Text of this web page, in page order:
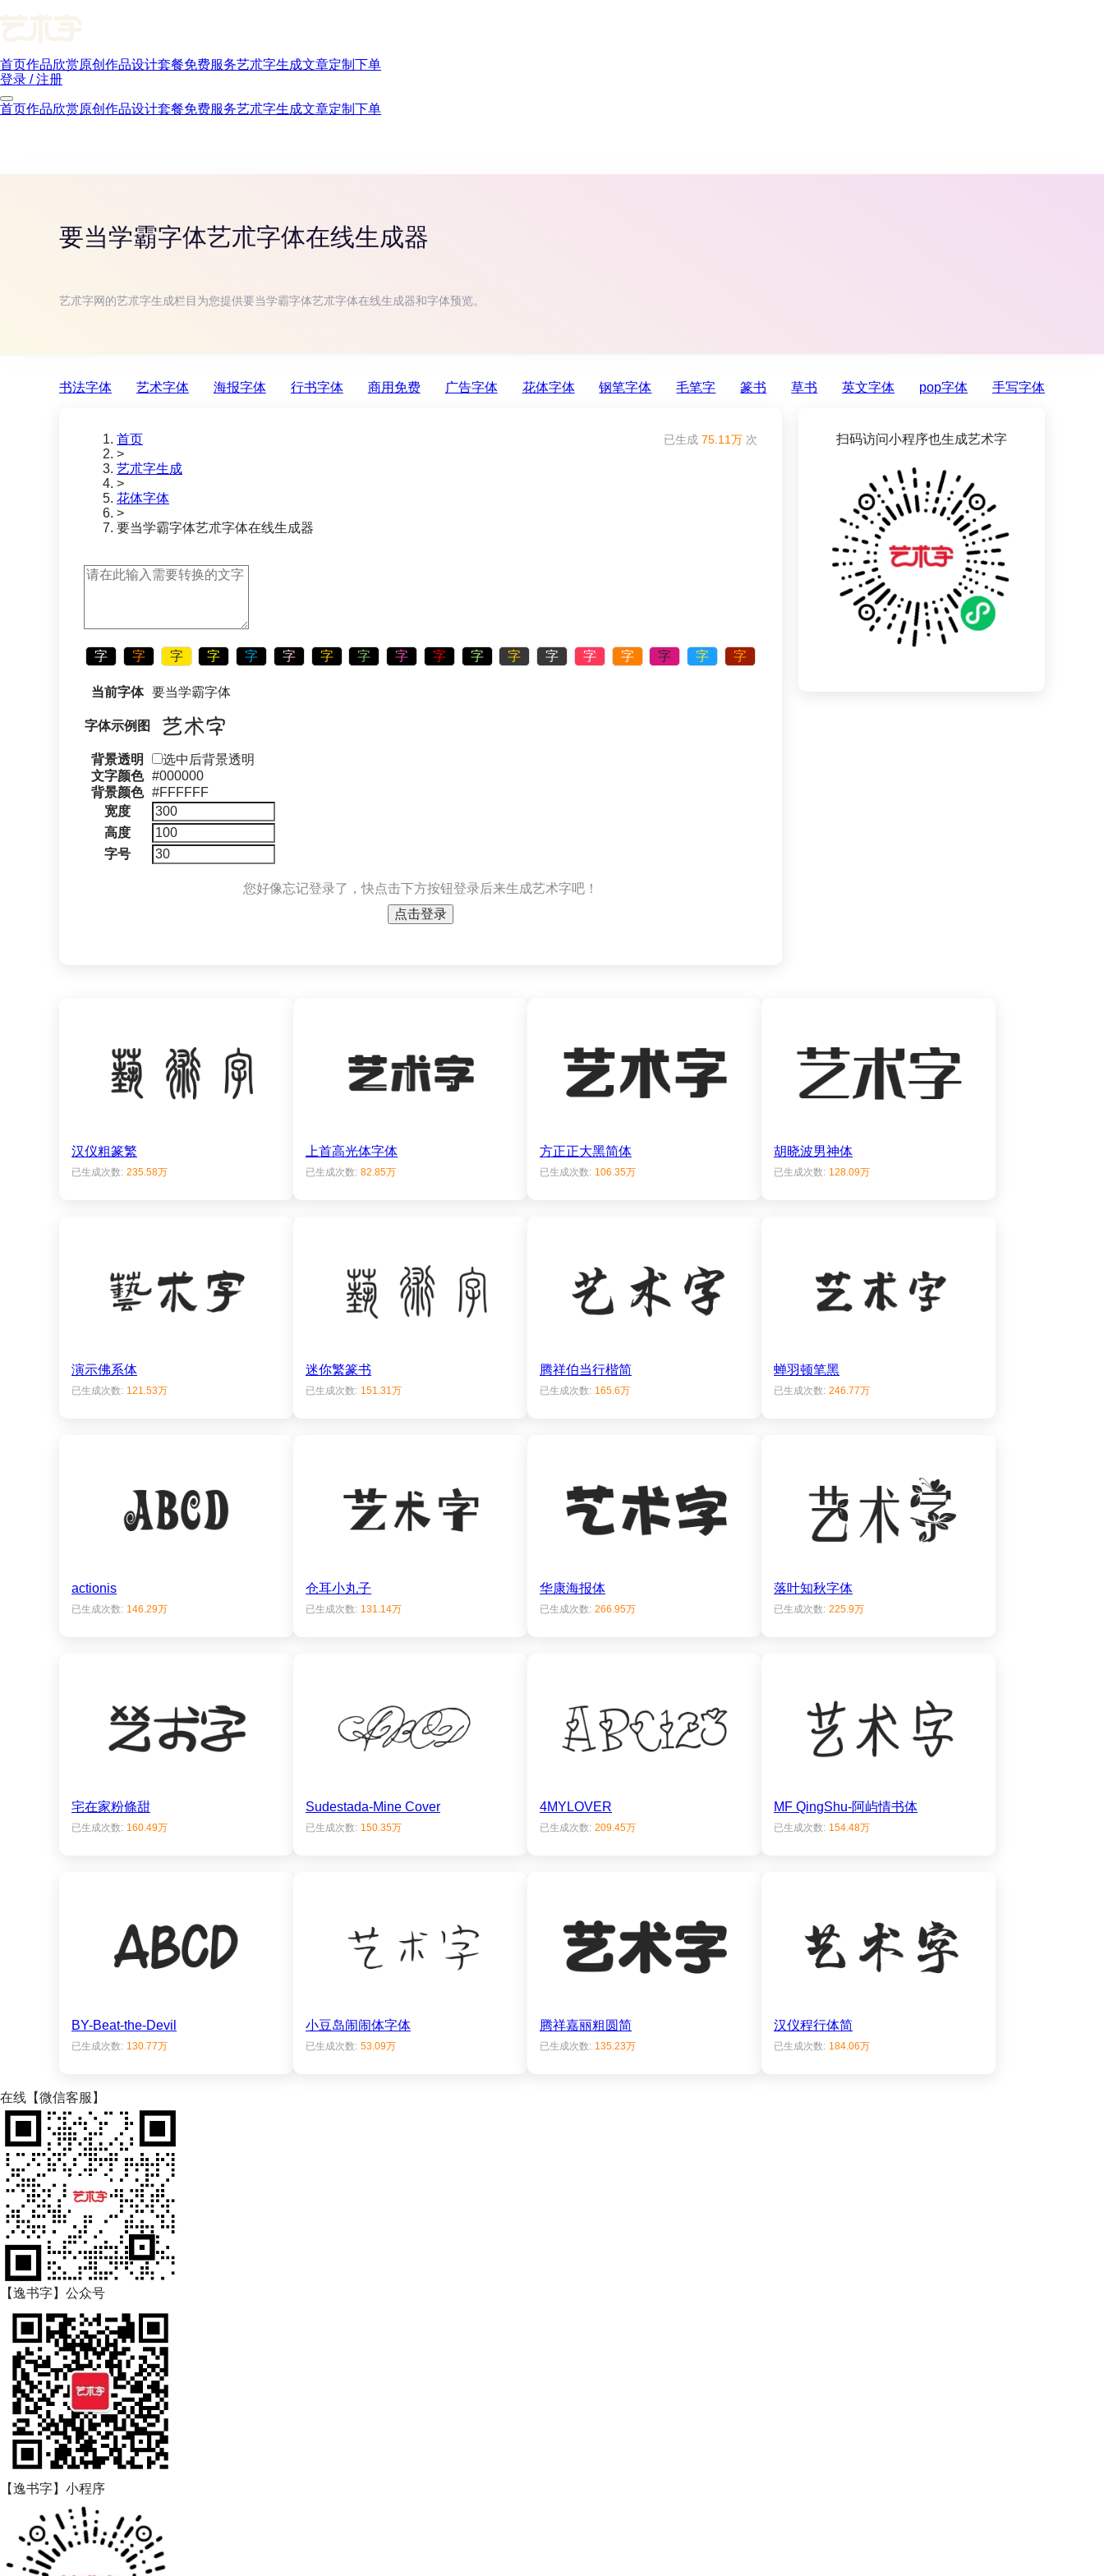
首页作品欣赏原创作品设计套餐免费服务艺朮字生成文章定制下单
登录 / 注册
首页作品欣赏原创作品设计套餐免费服务艺朮字生成文章定制下单
要当学霸字体艺朮字体在线生成器
艺朮字网的艺朮字生成栏目为您提供要当学霸字体艺朮字体在线生成器和字体预览。
书法字体 艺术字体 海报字体 行书字体 商用免费 广告字体 花体字体 钢笔字体 毛笔字 篆书 草书 英文字体 pop字体 手写字体
首页
>
艺朮字生成
>
花体字体
>
要当学霸字体艺朮字体在线生成器
已生成 75.11万 次
字 字 字 字 字 字 字 字 字 字 字 字 字 字 字 字 字 字
当前字体 要当学霸字体
字体示例图
背景透明
选中后背景透明
文字颜色 #000000
背景颜色 #FFFFFF
宽度
高度
字号
您好像忘记登录了，快点击下方按钮登录后来生成艺术字吧！
点击登录
扫码访问小程序也生成艺术字
汉仪粗篆繁
已生成次数: 235.58万
上首高光体字体
已生成次数: 82.85万
方正正大黑简体
已生成次数: 106.35万
胡晓波男神体
已生成次数: 128.09万
演示佛系体
已生成次数: 121.53万
迷你繁篆书
已生成次数: 151.31万
腾祥伯当行楷简
已生成次数: 165.6万
蝉羽顿笔黑
已生成次数: 246.77万
actionis
已生成次数: 146.29万
仓耳小丸子
已生成次数: 131.14万
华康海报体
已生成次数: 266.95万
落叶知秋字体
已生成次数: 225.9万
宅在家粉條甜
已生成次数: 160.49万
Sudestada-Mine Cover
已生成次数: 150.35万
4MYLOVER
已生成次数: 209.45万
MF QingShu-阿屿情书体
已生成次数: 154.48万
BY-Beat-the-Devil
已生成次数: 130.77万
小豆岛闹闹体字体
已生成次数: 53.09万
腾祥嘉丽粗圆简
已生成次数: 135.23万
汉仪程行体简
已生成次数: 184.06万
在线【微信客服】
【逸书字】公众号
【逸书字】小程序